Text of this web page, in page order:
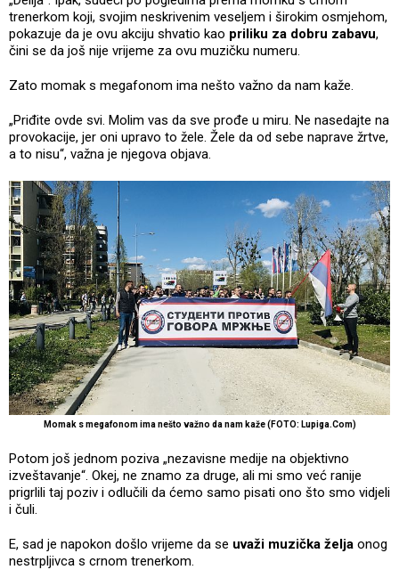
trenerkom koji, svojim neskrivenim veseljem i širokim osmjehom,
pokazuje da je ovu akciju shvatio kao priliku za dobru zabavu,
čini se da još nije vrijeme za ovu muzičku numeru.
Zato momak s megafonom ima nešto važno da nam kaže.
„Priđite ovde svi. Molim vas da sve prođe u miru. Ne nasedajte na
provokacije, jer oni upravo to žele. Žele da od sebe naprave žrtve,
a to nisu“, važna je njegova objava.
Momak s megafonom ima nešto važno da nam kaže (FOTO: Lupiga.Com)
Potom još jednom poziva „nezavisne medije na objektivno
izveštavanje“. Okej, ne znamo za druge, ali mi smo već ranije
prigrlili taj poziv i odlučili da ćemo samo pisati ono što smo vidjeli
i čuli.
E, sad je napokon došlo vrijeme da se uvaži muzička želja onog
nestrpljivca s crnom trenerkom.